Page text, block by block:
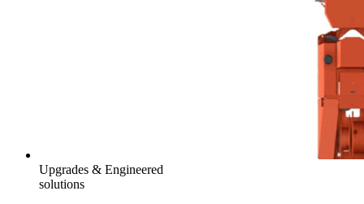
Upgrades & Engineered
solutions